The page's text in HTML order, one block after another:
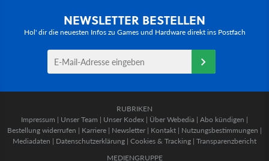
NEWSLETTER BESTELLEN
Hol' dir die neuesten Infos zu Games und Hardware direkt ins Postfach
RUBRIKEN
Impressum | Unser Team | Unser Kodex | Über Webedia | Abo kündigen |
Bestellung widerrufen | Karriere | Newsletter | Kontakt | Nutzungsbestimmungen |
Mediadaten | Datenschutzerklärung | Cookies & Tracking | Transparenzbericht
MEDIENGRUPPE